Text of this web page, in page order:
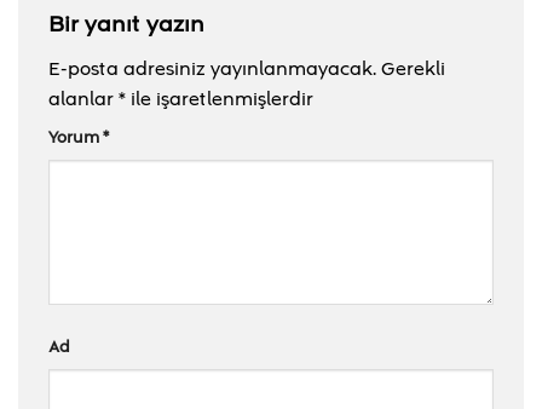
Bir yanıt yazın
E-posta adresiniz yayınlanmayacak.Gerekli
alanlar* ile işaretlenmişlerdir
Yorum*
Ad